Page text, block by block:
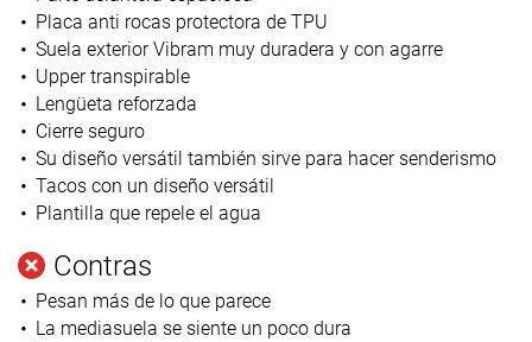
Placa anti rocas protectora de TPU
Suela exterior Vibram muy duradera y con agarre
Upper transpirable
Lengüeta reforzada
Cierre seguro
Su diseño versátil también sirve para hacer senderismo
Tacos con un diseño versátil
Plantilla que repele el agua
Contras
Pesan más de lo que parece
La mediasuela se siente un poco dura